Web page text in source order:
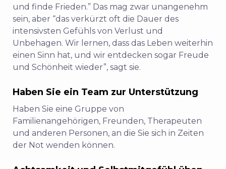
und finde Frieden.” Das mag zwar unangenehm
sein, aber “das verkürzt oft die Dauer des
intensivsten Gefühls von Verlust und
Unbehagen. Wir lernen, dass das Leben weiterhin
einen Sinn hat, und wir entdecken sogar Freude
und Schönheit wieder”, sagt sie.
Haben Sie ein Team zur Unterstützung
Haben Sie eine Gruppe von
Familienangehörigen, Freunden, Therapeuten
und anderen Personen, an die Sie sich in Zeiten
der Not wenden können.